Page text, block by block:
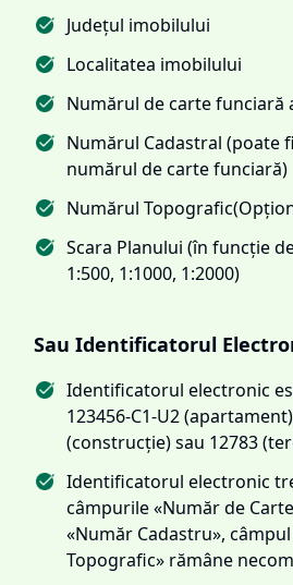
Județul imobilului
Localitatea imobilului
Numărul de carte funciară
Numărul Cadastral (poate
numărul de carte funciară)
Numărul
Scara Planului (în funcție
1:500, 1:1000, 1:2000)
Sau Identificatorul
Identificatorul electronic
123456-C1-U2
(construcție) sau 12783
Identificatorul electronic
câmpurile «Număr de
«Număr Cadastru»,
Topografic» rămâne